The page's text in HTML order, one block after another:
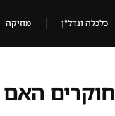
כלכלה ונדל"ן מוזיקה
חוקרים